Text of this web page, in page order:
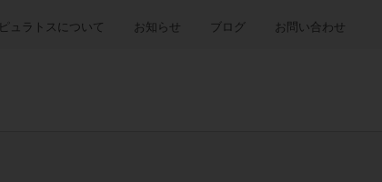
ピュラトスについて お知らせ ブログ お問い合わせ